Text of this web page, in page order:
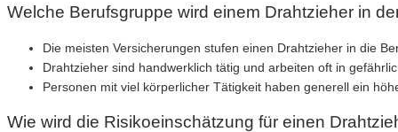
Welche Berufsgruppe wird einem Drahtzieher in
Die meisten Versicherungen stufen einen Drahtzieher in die
Drahtzieher sind handwerklich tätig und arbeiten oft in
Personen mit viel körperlicher Tätigkeit haben generell ein
Wie wird die Risikoeinschätzung für einen